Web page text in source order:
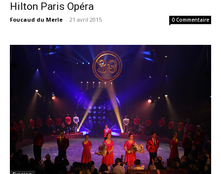
Hilton Paris Opéra
Foucaud du Merle - 21 avril 2015 0 Commentaire